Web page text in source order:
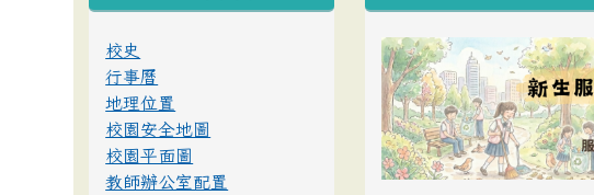
校史
行事曆
地理位置
校園安全地圖
校園平面圖
教師辦公室配置